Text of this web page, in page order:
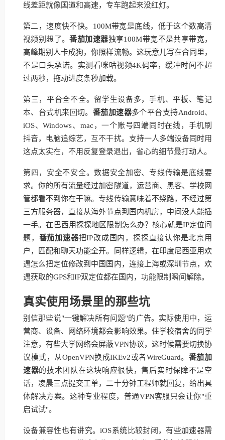
线差距就像国道和高速，专车跑起来没红灯。
第二，速度快不快。100M带宽是底线，低于这个数高清
视频别想了。番茄加速器独享100M带宽不是共享带宽，
高峰期别人卡成狗，你照样流畅。这玩意儿写在合同里，
不是口头承诺。实测看咪咕视频4K码率，缓冲时间不超
过两秒，拖动进度条秒加载。
第三，平台全不全。留学生设备多，手机、平板、笔记
本、台式机来回切。 番茄加速器多个平台支持Android、
iOS、Windows、mac，一个账号四端同时在线，手机刷
抖音，电脑追综艺，互不干扰。支持一人多端设备同时用
这点太实在，不用反复登录退出，省心的细节最打动人。
第四，安全不安全。数据安全加密、专线传输是底线要
求。你的所有流量经过加密隧道，运营商、黑客、学校网
管都看不到你在干嘛。专线传输意味着不绕路，不经过第
三方服务器，直接从海外节点到国内机房，中间没人能插
一手。在巴西用探探地区限制怎么办？核心就是IP定位问
题， 番茄加速器把IP改成国内，探探直接认你是北京用
户，匹配和聊天功能全开。同样逻辑，在印度尼西亚用欢
遇怎么把定位修改到中国国内，连接上海或深圳节点，欢
遇获取的GPS和IP双定位都在国内，功能限制瞬间解除。
真实使用场景里的那些坑
别信那些说"一键解决所有问题"的广告。实际使用中，运
营商、设备、网络环境都会影响效果。住学校宿舍的同学
注意，有些大学网络会屏蔽VPN协议，这时候需要切换协
议模式，从OpenVPN换成IKEv2或者WireGuard。 番茄加
速器的技术团队在这块响应很快，售后实时保障不是空
话，凌晨三点提交工单，二十分钟工程师就回复，给出具
体解决方案。这种专业程度，普通VPN客服只会让你"重
启试试"。
设备兼容性也有讲究。iOS系统比较封闭，有些加速器需